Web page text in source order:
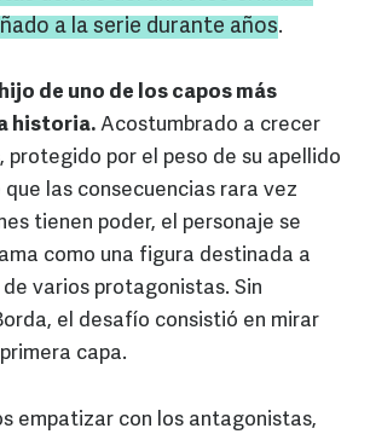
a la serie durante años.
de uno de los capos más
historia. Acostumbrado a crecer
protegido por el peso de su apellido
las consecuencias rara vez
tienen poder, el personaje se
como una figura destinada a
varios protagonistas. Sin
el desafío consistió en mirar
capa.
empatizar con los antagonistas,